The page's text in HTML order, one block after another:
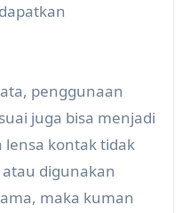
penggunaan
juga bisa menjadi
lensa kontak tidak
digunakan
maka kuman